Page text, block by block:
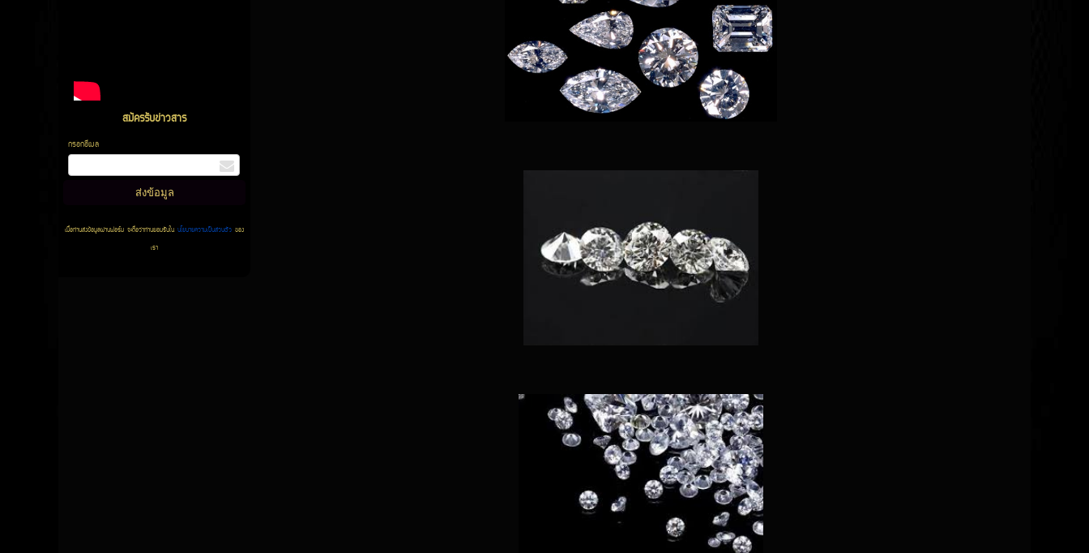
สมัครรับข่าวสาร
กรอกอีเมล
เมื่อท่านส่งข้อมูลผ่านฟอร์ม จะถือว่าท่านยอมรับในนโยบายความเป็นส่วนตัวของ
เรา